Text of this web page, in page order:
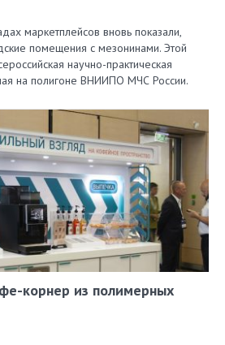
маркетплейсов вновь показали,
помещения с мезонинами. Этой
научно-практическая
на полигоне ВНИИПО МЧС России.
корнер из полимерных